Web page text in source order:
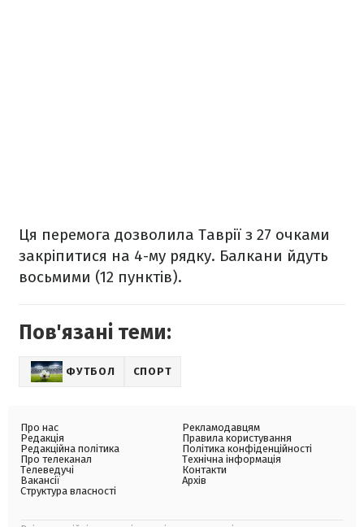
Ця перемога дозволила Таврії з 27 очками
закріпитися на 4-му рядку. Балкани йдуть
восьмими (12 пунктів).
Пов'язані теми:
ФУТБОЛ СПОРТ
Про нас
Редакція
Редакційна політика
Про телеканал
Телеведучі
Вакансії
Структура власності
Рекламодавцям
Правила користування
Політика конфіденційності
Технічна інформація
Контакти
Архів